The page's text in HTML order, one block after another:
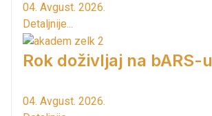
04. Avgust. 2026.
Detaljnije...
Rok doživljaj na bARS-u
04. Avgust. 2026.